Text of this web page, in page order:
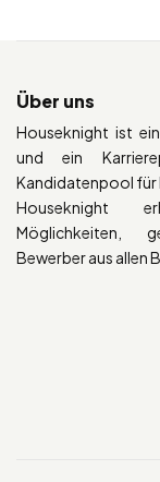
Über uns
Houseknight ist
und ein
Kandidatenpool für
Houseknight
Möglichkeiten,
Bewerber aus allen